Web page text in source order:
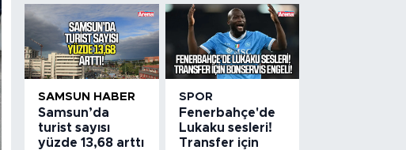
SAMSUN HABER
Samsun’da
turist sayısı
yüzde 13,68 arttı
SPOR
Fenerbahçe'de
Lukaku sesleri!
Transfer için